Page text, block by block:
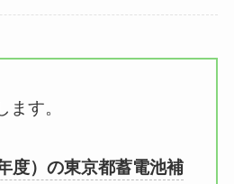
す。
度）の東京都蓄電池補